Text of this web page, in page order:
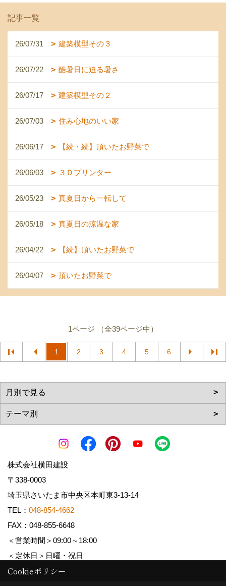
記事一覧
26/07/31 建築模型その３
26/07/22 酷暑日に迫る暑さ
26/07/17 建築模型その２
26/07/03 住み心地のいい家
26/06/17 【続・続】頂いたお野菜で
26/06/03 ３Ｄプリンター
26/05/23 真夏日から一転して
26/05/18 真夏日の涼温な家
26/04/22 【続】頂いたお野菜で
26/04/07 頂いたお野菜で
1ページ （全39ページ中）
1 2 3 4 5 6
株式会社横田建設
〒338-0003
埼玉県さいたま市中央区本町東3-13-14
TEL： 048-854-4662
FAX：048-855-6648
＜営業時間＞09:00～18:00
＜定休日＞日曜・祝日
Cookieポリシー